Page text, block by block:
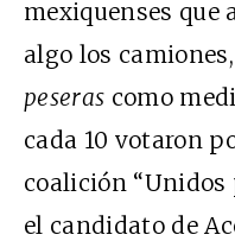
mexiquenses que
algo los
peseras como
cada 10 votaron
coalición “Unidos
el candidato de